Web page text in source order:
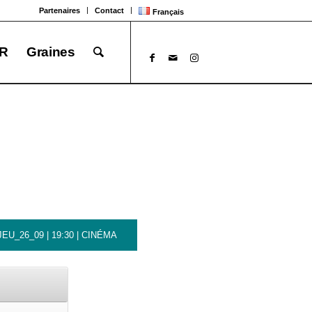
Partenaires Contact Français
Graines
| 19:30 | CINÉMA